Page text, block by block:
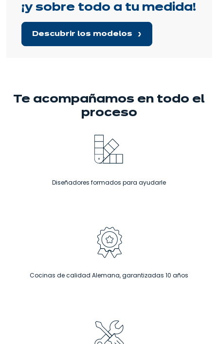
¡y sobre todo a tu medida!
Descubrir los modelos
Cocinas a un precio justo, para todos
los presupuestos.
Con ixina, los precios están claros y no hay
Sigue leyendo
Te acompañamos en todo el
proceso
Diseñadores formados para ayudarle
Cocinas de calidad Alemana, garantizadas 10 años